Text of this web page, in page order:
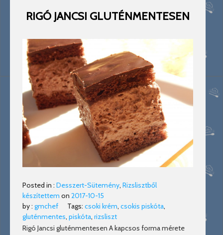
RIGÓ JANCSI GLUTÉNMENTESEN
Posted in : Desszert-Sütemény, Rizslisztből
készítettem on 2017-10-15
by : gmchef Tags: csoki krém, csokis piskóta,
gluténmentes, piskóta, rizsliszt
Rigó Jancsi gluténmentesen A kapcsos forma mérete